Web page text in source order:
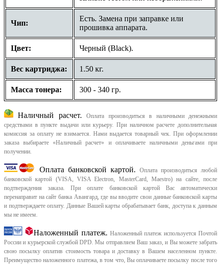
Чип:
Есть. Замена при заправке или
прошивка аппарата.
Цвет: Черный (Black).
Вес картриджа: 1.50 кг.
Масса тонера: 300 - 340 гр.
Наличный расчет.
Оплата производиться в наличными денежными
средствами в пункте выдачи или курьеру. При наличном расчете дополнительная
комиссия за оплату не взимается. Нами выдается товарный чек. При оформлении
заказа выбираете «Наличный расчет» и оплачиваете наличными деньгами при
получении.
Оплата банковской картой.
Оплата производиться любой
банковской картой (VISA, VISA Electron, MasterCard, Maestro) на сайте, после
подтверждения заказа. При оплате банковской картой Вас автоматически
перенаправит на сайт банка Авангард, где вы вводите свои данные банковской карты
и подтверждаете оплату. Данные Вашей карты обрабатывает банк, доступа к данным
мы не имеем.
Наложенный платеж. Наложенный платеж используется Почтой
России и курьерской службой DPD. Мы отправляем Ваш заказ, и Вы можете забрать
свою посылку оплатив стоимость товара и доставку в Вашем населенном пункте.
Преимущество наложенного платежа, в том что, Вы оплачиваете посылку после того